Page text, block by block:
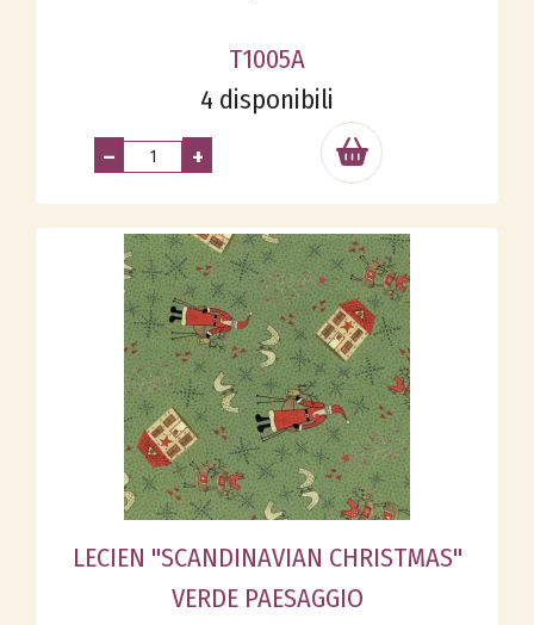
T1005A
4 disponibili
– +
LECIEN "SCANDINAVIAN CHRISTMAS"
VERDE PAESAGGIO